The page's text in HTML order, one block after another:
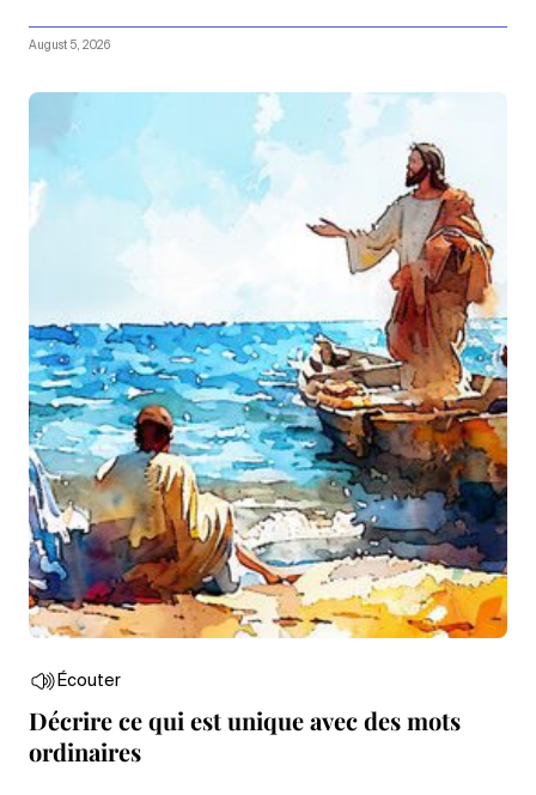
August 5, 2026
Écouter
Décrire ce qui est unique avec des mots
ordinaires